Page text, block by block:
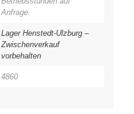
Anfrage.
Lager Henstedt-Ulzburg –
Zwischenverkauf
vorbehalten
4860